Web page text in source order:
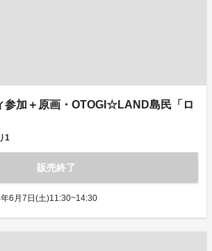
加＋原画・OTOGI☆LAND島民「ロ
1
販売終了
6月7日(土)11:30~14:30